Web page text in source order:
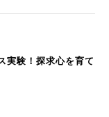
実験！探求心を育て